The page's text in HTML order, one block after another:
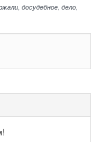
, досудебное, дело,